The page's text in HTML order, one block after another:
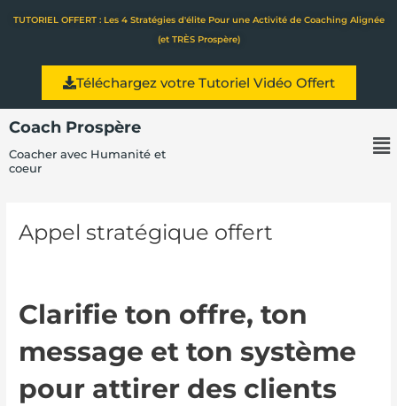
TUTORIEL OFFERT : Les 4 Stratégies d'élite Pour une Activité de Coaching Alignée
(et TRÈS Prospère)
Téléchargez votre Tutoriel Vidéo Offert
Coach Prospère
Coacher avec Humanité et
coeur
Appel stratégique offert
Clarifie ton offre, ton
message et ton système
pour attirer des clients